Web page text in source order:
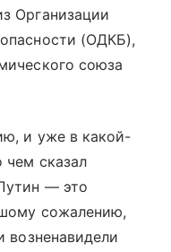
Организации
(ОДКБ),
союза
и уже в какой-
чем сказал
— это
сожалению,
возненавидели